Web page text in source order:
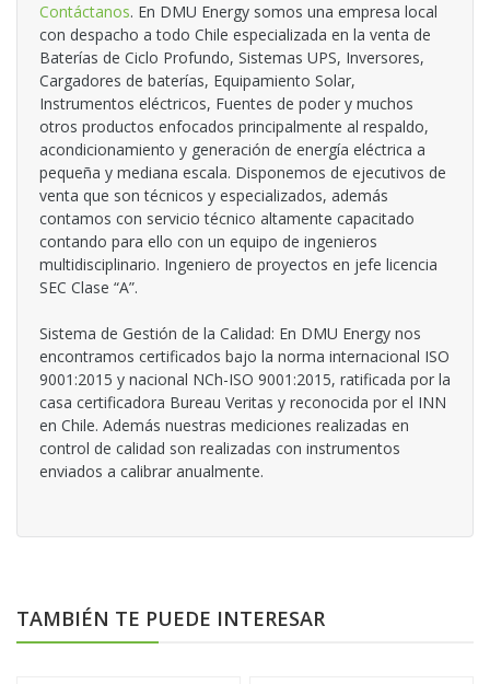
Contáctanos. En DMU Energy somos una empresa local
con despacho a todo Chile especializada en la venta de
Baterías de Ciclo Profundo, Sistemas UPS, Inversores,
Cargadores de baterías, Equipamiento Solar,
Instrumentos eléctricos, Fuentes de poder y muchos
otros productos enfocados principalmente al respaldo,
acondicionamiento y generación de energía eléctrica a
pequeña y mediana escala. Disponemos de ejecutivos de
venta que son técnicos y especializados, además
contamos con servicio técnico altamente capacitado
contando para ello con un equipo de ingenieros
multidisciplinario. Ingeniero de proyectos en jefe licencia
SEC Clase “A”.
Sistema de Gestión de la Calidad: En DMU Energy nos
encontramos certificados bajo la norma internacional ISO
9001:2015 y nacional NCh-ISO 9001:2015, ratificada por la
casa certificadora Bureau Veritas y reconocida por el INN
en Chile. Además nuestras mediciones realizadas en
control de calidad son realizadas con instrumentos
enviados a calibrar anualmente.
TAMBIÉN TE PUEDE INTERESAR